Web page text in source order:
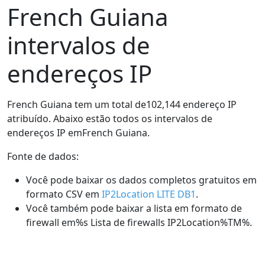
French Guiana
intervalos de
endereços IP
French Guiana tem um total de102,144 endereço IP
atribuído. Abaixo estão todos os intervalos de
endereços IP emFrench Guiana.
Fonte de dados:
Você pode baixar os dados completos gratuitos em
formato CSV em IP2Location LITE DB1.
Você também pode baixar a lista em formato de
firewall em%s Lista de firewalls IP2Location%TM%.